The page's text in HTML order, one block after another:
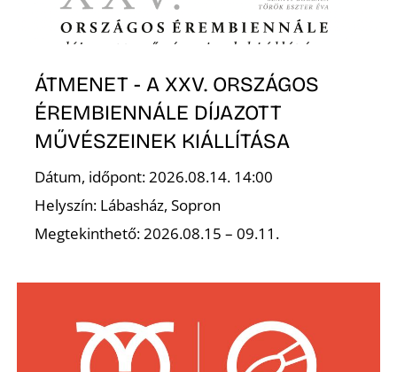
ÁTMENET - A XXV. ORSZÁGOS
ÉREMBIENNÁLE DÍJAZOTT
MŰVÉSZEINEK KIÁLLÍTÁSA
Dátum, időpont: 2026.08.14. 14:00
Helyszín: Lábasház, Sopron
Megtekinthető: 2026.08.15 – 09.11.